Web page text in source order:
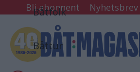
Bli abonnent Nyhetsbrev
Båtfolk
Båttur